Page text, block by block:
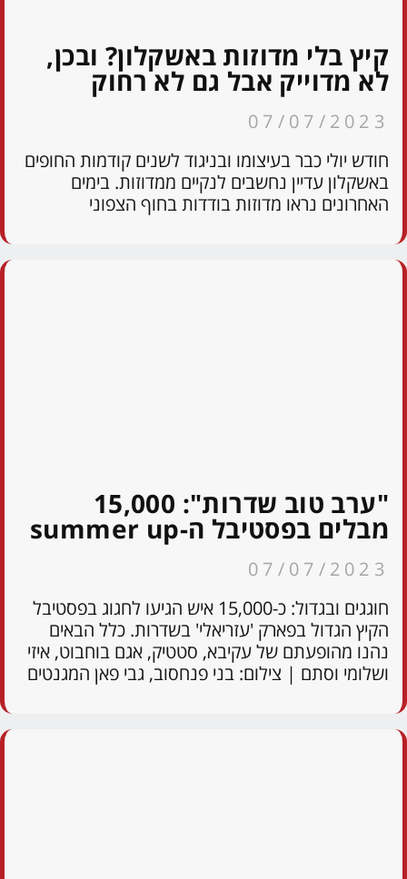
קיץ בלי מדוזות באשקלון? ובכן,
לא מדוייק אבל גם לא רחוק
07/07/2023
חודש יולי כבר בעיצומו ובניגוד לשנים קודמות החופים
באשקלון עדיין נחשבים לנקיים ממדוזות. בימים
האחרונים נראו מדוזות בודדות בחוף הצפוני
"ערב טוב שדרות": 15,000
מבלים בפסטיבל ה-summer up
07/07/2023
חוגגים ובגדול: כ-15,000 איש הגיעו לחגוג בפסטיבל
הקיץ הגדול בפארק 'עזריאלי' בשדרות. כלל הבאים
נהנו מהופעתם של עקיבא, סטטיק, אגם בוחבוט, איזי
ושלומי וסתם | צילום: בני פנחסוב, גבי פאן המגנטים